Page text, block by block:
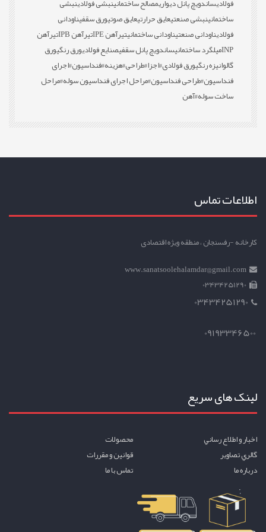
فولادیساندویچ پانل دیواریمصالح ساختمانینبشی فولادینبشی
ساختمانینبشی صنعتیعایق حرارتیعایق صوتیورق سقفیناودانی
فولادیناودانی صنعتیناودانی ساختمانیتیرآهن IPE تیرآهن IPB
تیرآهن
INPمیلگرد ساختمانیساندویچ پانل سقفیصنایع فولادیورق رنگیورق
گالوانیزه رنگیورق فولادی#اجزا#طراحی#هزینه#فنداسیون#اجرای
فنداسیون#طراحی فنداسیون#مراحل اجرای فنداسیون سوله#مراحل
ساخت سوله#آهن
اطلاعات تماس
کارخانه -رفسنجان ، منطقه ویژه اقتصادی
www.sanatsoolehalamdar@gmail.com
03434251290
03434251290
09193346500
لینک های سریع
اخبار و اطلاع رساني
محصولات
گالري تصاوير
قوانين و مقررات
درباره ما
تماس با ما